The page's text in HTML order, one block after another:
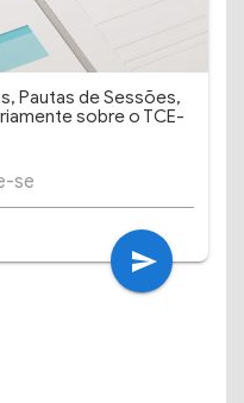
Pautas de Sessões,
sobre o TCE-
send